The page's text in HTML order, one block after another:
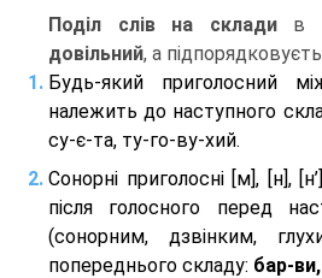
Поділ слів на складив
довільний, а
Будь-який приголосний
належить до наступного
су-є-та, ту-го-ву-хий.
Сонорні приголосні [м], [н],
після голосного перед
(сонорним, дзвінким,
попереднього складу: бар-